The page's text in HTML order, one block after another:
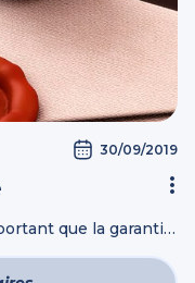
30/09/2019
que la garantie
...